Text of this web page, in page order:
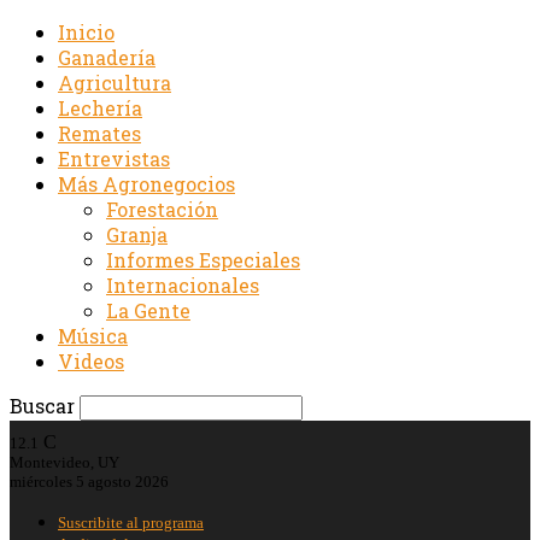
Inicio
Ganadería
Agricultura
Lechería
Remates
Entrevistas
Más Agronegocios
Forestación
Granja
Informes Especiales
Internacionales
La Gente
Música
Videos
Buscar
12.1 C
Montevideo, UY
miércoles 5 agosto 2026
Suscribite al programa